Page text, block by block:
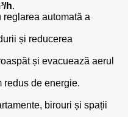
h.
reglarea automată a
și reducerea
și evacuează aerul
redus de energie.
birouri și spații